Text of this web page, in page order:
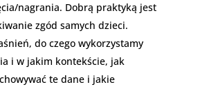
nagrania. Dobrą praktyką jest
zgód samych dzieci.
do czego wykorzystamy
i w jakim kontekście, jak
te dane i jakie